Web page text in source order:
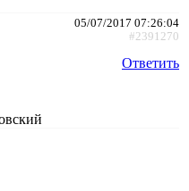
05/07/2017 07:26:04
#2391270
Ответить